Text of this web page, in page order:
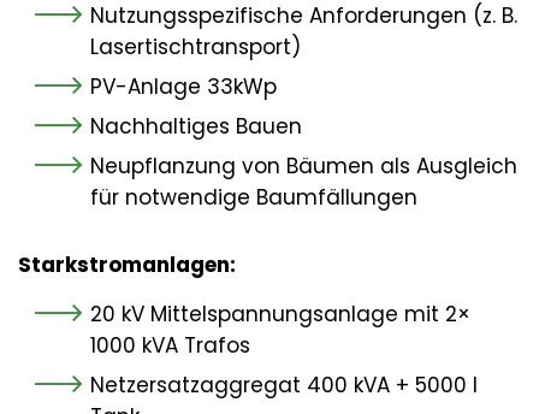
Nutzungsspezifische Anforderungen (z. B.
Lasertischtransport)
PV-Anlage 33kWp
Nachhaltiges Bauen
Neupflanzung von Bäumen als Ausgleich
für notwendige Baumfällungen
Starkstromanlagen:
20 kV Mittelspannungsanlage mit 2×
1000 kVA Trafos
Netzersatzaggregat 400 kVA + 5000 l